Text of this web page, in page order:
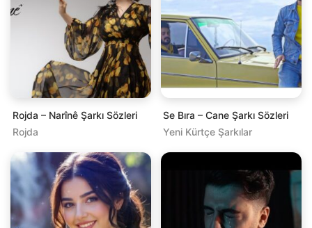
Rojda – Narînê Şarkı Sözleri
Rojda
Se Bıra – Cane Şarkı Sözleri
Yeni Kürtçe Şarkılar